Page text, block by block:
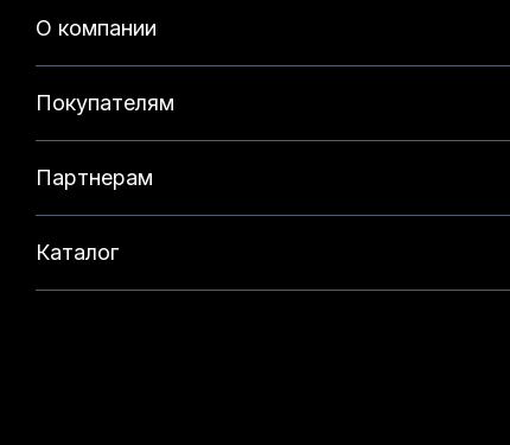
О компании
Покупателям
Партнерам
Каталог
Данный веб-сайт использует cookie-файлы и